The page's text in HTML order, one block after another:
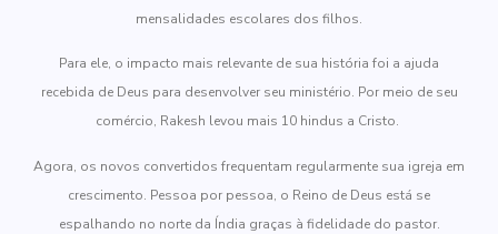
mensalidades escolares dos filhos.
Para ele, o impacto mais relevante de sua história foi a ajuda
recebida de Deus para desenvolver seu ministério. Por meio de seu
comércio, Rakesh levou mais 10 hindus a Cristo.
Agora, os novos convertidos frequentam regularmente sua igreja em
crescimento. Pessoa por pessoa, o Reino de Deus está se
espalhando no norte da Índia graças à fidelidade do pastor.